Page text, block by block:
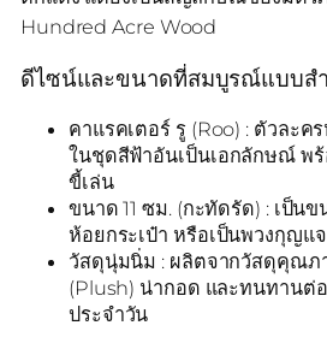
Hundred Acre Wood
ดีไซน์และขนาดที่สมบูรณ์แบบส
คาแรคเตอร์ รู (Roo) : ตัวละ
ในชุดสีฟ้าอันเป็นเอกลักษณ์ พ
ขี้เล่น
ขนาด 11 ซม. (กะทัดรัด) : เป็น
ห้อยกระเป๋า หรือเป็นพวงกุญแ
วัสดุนุ่มนิ่ม : ผลิตจากวัสดุคุณ
(Plush) น่ากอด และทนทานต่
ประจำวัน